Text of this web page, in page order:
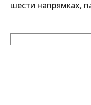
шести напрямках,